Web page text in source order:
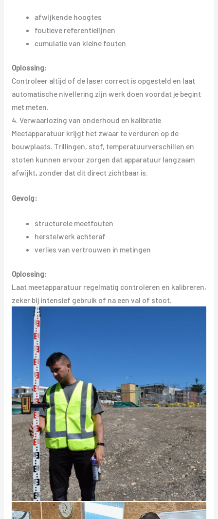
afwijkende hoogtes
foutieve referentielijnen
cumulatie van kleine fouten
Oplossing:
Controleer altijd of de laser correct is opgesteld en laat
automatische nivellering zijn werk doen voordat je begint
met meten.
4. Verwaarlozing van onderhoud en kalibratie
Meetapparatuur krijgt het zwaar te verduren op de
bouwplaats. Trillingen, stof, temperatuurverschillen en
stoten kunnen ervoor zorgen dat apparatuur langzaam
afwijkt, zonder dat dit direct zichtbaar is.
Gevolg:
structurele meetfouten
herstelwerk achteraf
verlies van vertrouwen in metingen
Oplossing:
Laat meetapparatuur regelmatig controleren en kalibreren,
zeker bij intensief gebruik of na een val of stoot.